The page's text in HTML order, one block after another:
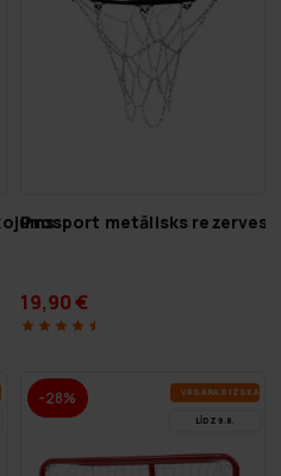
Prosport metālisks rezerves
19,90 €
-28% VA­SA­RAS IZ­SKA­ŅA
LĪDZ 9.8.